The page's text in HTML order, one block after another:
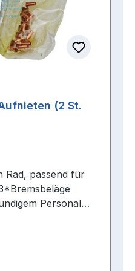
Verarbeitung
maximale
(2 St.
Rad, passend für
Personal